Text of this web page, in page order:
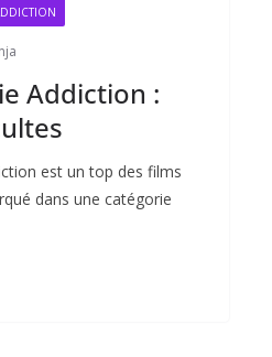
Addiction :
est un top des films
dans une catégorie